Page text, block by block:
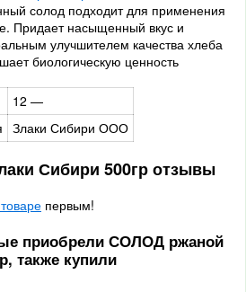
солод подходит для применения
Придает насыщенный вкус и
улучшителем качества хлеба
биологическую ценность
12 —
Злаки Сибири ООО
Сибири 500гр отзывы
первым!
приобрели СОЛОД ржаной
также купили